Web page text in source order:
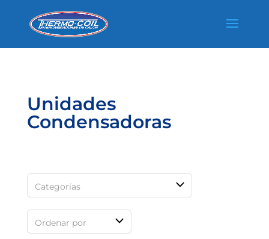
Unidades
Condensadoras
Categorías
Ordenar por